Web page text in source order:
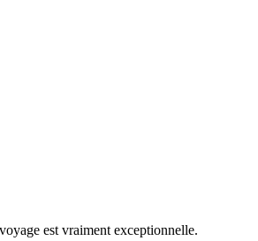
est vraiment exceptionnelle.